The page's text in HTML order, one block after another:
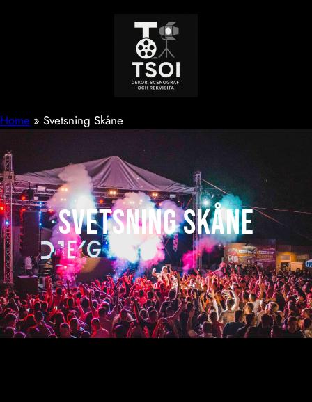
Home » Svetsning Skåne
Svetsning Skåne